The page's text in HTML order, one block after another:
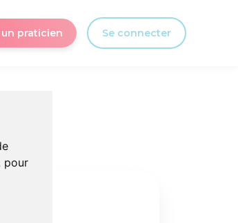
pour
praticien Se connecter